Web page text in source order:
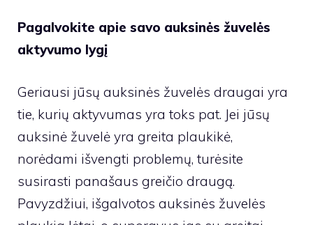
Pagalvokite apie savo auksinės žuvelės
aktyvumo lygį
Geriausi jūsų auksinės žuvelės draugai yra
tie, kurių aktyvumas yra toks pat. Jei jūsų
auksinė žuvelė yra greita plaukikė,
norėdami išvengti problemų, turėsite
susirasti panašaus greičio draugą.
Pavyzdžiui, išgalvotos auksinės žuvelės